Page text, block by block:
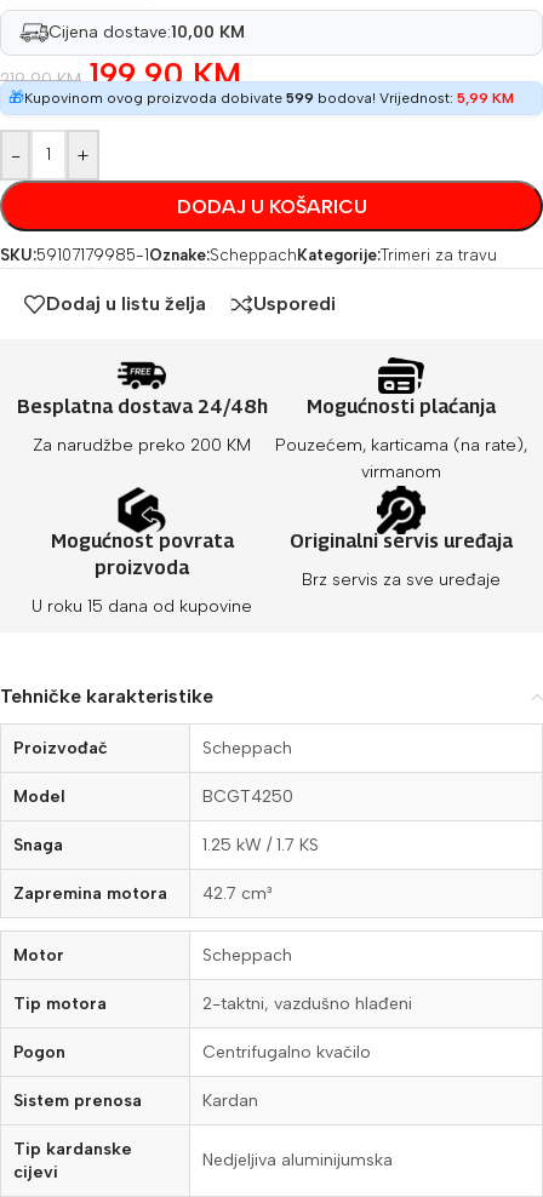
Cijena dostave:10,00 KM
219,90KM 199,90KM
🎁Kupovinom ovog proizvoda dobivate 599 bodova! Vrijednost: 5,99 KM
- +
DODAJ U KOŠARICU
SKU:59107179985-1 Oznake:Scheppach Kategorije:Trimeri za travu
Dodaj u listu želja Usporedi
Besplatna dostava 24/48h
Za narudžbe preko 200 KM
Mogućnosti plaćanja
Pouzećem, karticama (na rate),
virmanom
Mogućnost povrata
proizvoda
U roku 15 dana od kupovine
Originalni servis uređaja
Brz servis za sve uređaje
Tehničke karakteristike
Proizvođač Scheppach
Model BCGT4250
Snaga 1.25 kW / 1.7 KS
Zapremina motora 42.7 cm³
Motor Scheppach
Tip motora 2-taktni, vazdušno hlađeni
Pogon Centrifugalno kvačilo
Sistem prenosa Kardan
Tip kardanske
cijevi
Nedjeljiva aluminijumska